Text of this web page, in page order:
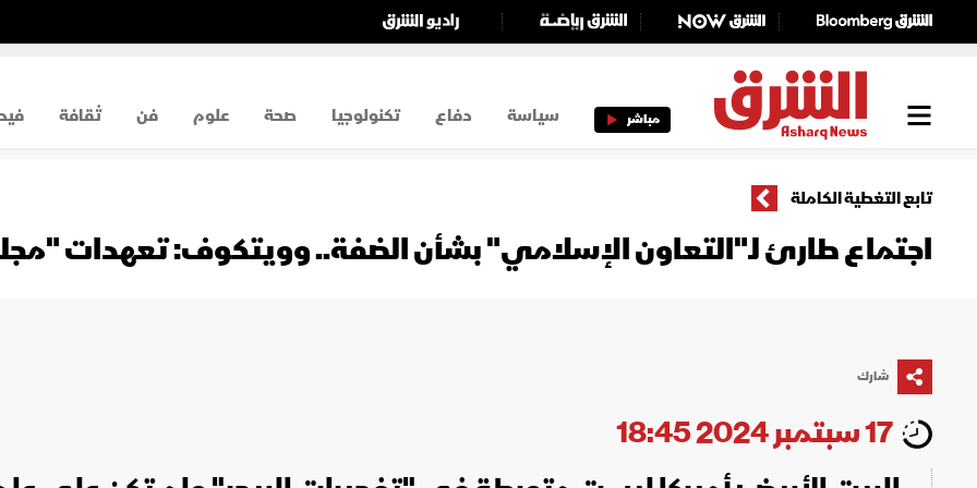
مباشر سياسة دفاع تكنولوجيا صحة علوم فن ثقافة
تابع التغطية الكاملة
اجتماع طارئ لـ"التعاون الإسلامي" بشأن الضفة.. وويتكوف: تعهدات
شارك
17 سبتمبر 2024 18:45